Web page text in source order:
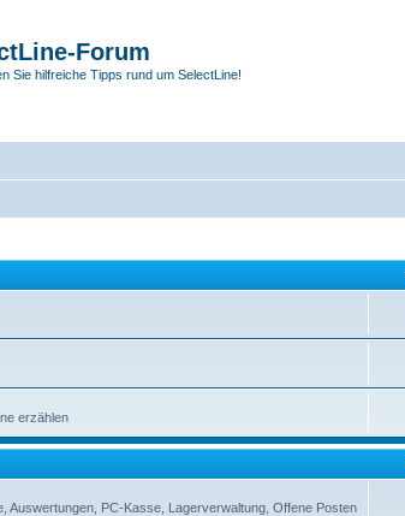
Forum
Sie hilfreiche Tipps rund um SelectLine!
erzählen
Auswertungen, PC-Kasse, Lagerverwaltung, Offene Posten